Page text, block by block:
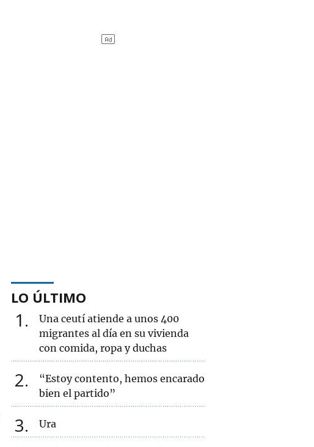
LO ÚLTIMO
1
Una ceutí atiende a unos 400
migrantes al día en su vivienda
con comida, ropa y duchas
2
“Estoy contento, hemos encarado
bien el partido”
3 Ura